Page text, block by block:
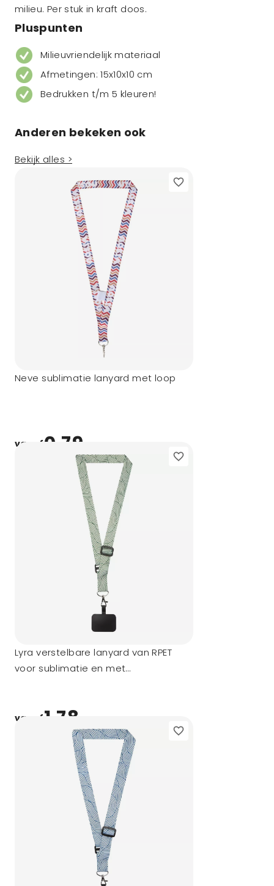
milieu. Per stuk in kraft doos.
Pluspunten
Milieuvriendelijk materiaal
Afmetingen: 15x10x10 cm
Bedrukken t/m 5 kleuren!
Anderen bekeken ook
Bekijk alles >
Neve sublimatie lanyard met loop
vanaf0,79
Lyra verstelbare lanyard van RPET
voor sublimatie en met
vanaf1,78